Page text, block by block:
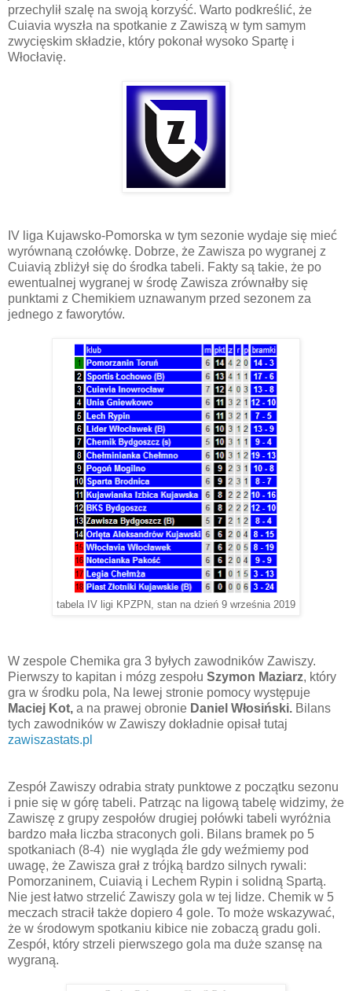
przechylił szalę na swoją korzyść. Warto podkreślić, że
Cuiavia wyszła na spotkanie z Zawiszą w tym samym
zwycięskim składzie, który pokonał wysoko Spartę i
Włocłavię.
IV liga Kujawsko-Pomorska w tym sezonie wydaje się mieć
wyrównaną czołówkę. Dobrze, że Zawisza po wygranej z
Cuiavią zbliżył się do środka tabeli. Fakty są takie, że po
ewentualnej wygranej w środę Zawisza zrównałby się
punktami z Chemikiem uznawanym przed sezonem za
jednego z faworytów.
tabela IV ligi KPZPN, stan na dzień 9 września 2019
W zespole Chemika gra 3 byłych zawodników Zawiszy.
Pierwszy to kapitan i mózg zespołu Szymon Maziarz, który
gra w środku pola, Na lewej stronie pomocy występuje
Maciej Kot, a na prawej obronie Daniel Włosiński. Bilans
tych zawodników w Zawiszy dokładnie opisał tutaj
zawiszastats.pl
Zespół Zawiszy odrabia straty punktowe z początku sezonu
i pnie się w górę tabeli. Patrząc na ligową tabelę widzimy, że
Zawiszę z grupy zespołów drugiej połówki tabeli wyróżnia
bardzo mała liczba straconych goli. Bilans bramek po 5
spotkaniach (8-4) nie wygląda źle gdy weźmiemy pod
uwagę, że Zawisza grał z trójką bardzo silnych rywali:
Pomorzaninem, Cuiavią i Lechem Rypin i solidną Spartą.
Nie jest łatwo strzelić Zawiszy gola w tej lidze. Chemik w 5
meczach stracił także dopiero 4 gole. To może wskazywać,
że w środowym spotkaniu kibice nie zobaczą gradu goli.
Zespół, który strzeli pierwszego gola ma duże szansę na
wygraną.